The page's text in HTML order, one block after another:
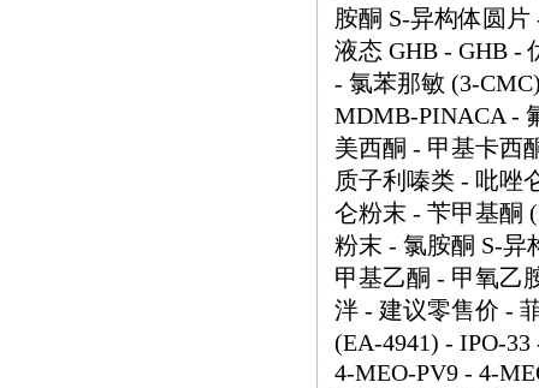
胺酮 S-异构体圆
液态 GHB - GHB -
- 氯苯那敏 (3-
MDMB-PINACA -
美西酮 - 甲基卡西
质子利嗪类 - 吡唑
仑粉末 - 苄甲基酮
粉末 - 氯胺酮 S-异
甲基乙酮 - 甲氧乙
泮 - 建议零售价 -
(EA-4941) - IPO-
4-MEO-PV9 - 4-